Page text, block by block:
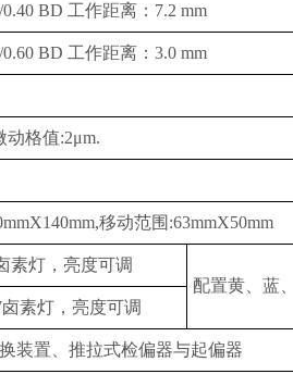
BD 工作距离：7.2 mm
BD 工作距离：3.0 mm
格值:2μm.
移动范围:63mmX50mm
素灯，亮度可调
配置黄、蓝
素灯，亮度可调
装置、推拉式检偏器与起偏器